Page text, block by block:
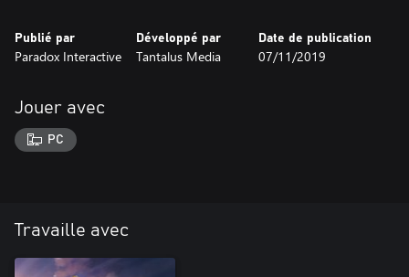
Publié par
Paradox Interactive
Développé par
Tantalus Media
Date de publication
07/11/2019
Jouer avec
PC
Travaille avec